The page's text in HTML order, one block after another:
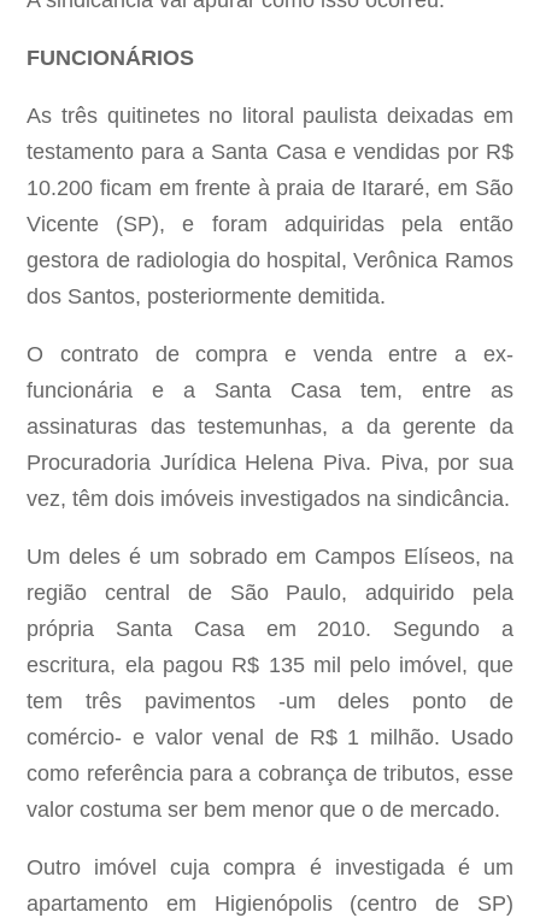
FUNCIONÁRIOS
As três quitinetes no litoral paulista deixadas em
testamento para a Santa Casa e vendidas por R$
10.200 ficam em frente à praia de Itararé, em São
Vicente (SP), e foram adquiridas pela então
gestora de radiologia do hospital, Verônica Ramos
dos Santos, posteriormente demitida.
O contrato de compra e venda entre a ex-
funcionária e a Santa Casa tem, entre as
assinaturas das testemunhas, a da gerente da
Procuradoria Jurídica Helena Piva. Piva, por sua
vez, têm dois imóveis investigados na sindicância.
Um deles é um sobrado em Campos Elíseos, na
região central de São Paulo, adquirido pela
própria Santa Casa em 2010. Segundo a
escritura, ela pagou R$ 135 mil pelo imóvel, que
tem três pavimentos -um deles ponto de
comércio- e valor venal de R$ 1 milhão. Usado
como referência para a cobrança de tributos, esse
valor costuma ser bem menor que o de mercado.
Outro imóvel cuja compra é investigada é um
apartamento em Higienópolis (centro de SP)